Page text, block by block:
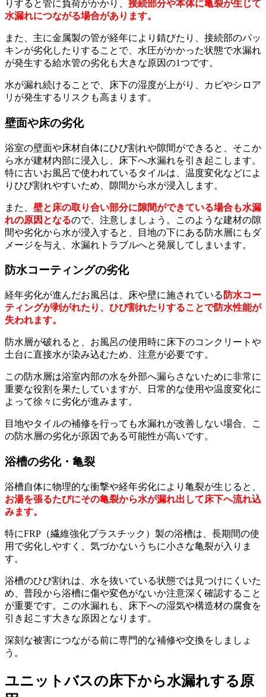
りすると管に負荷がかかり、 接続部分や本体に亀裂が生じて
水漏れにつながる場合があります。
また、主に金属製の管が経年により錆びたり、接続部のパッ
キンが劣化したりすることで、水圧がかかった状態で水漏れ
が発生する給水管の劣化も大きな原因の1つです。
水が漏れ続けることで、床下の湿度が上がり、カビやシロア
リが発生するリスクも高まります。
壁面や床の劣化
浴室の壁面や床材自体にひび割れや隙間ができると、そこか
ら水が建材内部に浸入し、床下へ水漏れを引き起こします。
特に古いお風呂で使われているタイルは、温度変化などによ
りひび割れやすいため、隙間から水が浸入します。
また、 壁と床の取り合い部分に隙間ができている場合も水漏
れの原因となるので、注意しましょう。このような建材の隙
間や劣化から水が浸入すると、目地の下にある防水層にもダ
メージを与え、水漏れトラブルへと発展してしまいます。
防水コーティングの劣化
経年劣化が進んだお風呂は、床や壁に施されている 防水コー
ティングが剥がれたり、ひび割れたりすることで防水性能が
失われます。
防水層が破れると、お風呂の使用時に床下のコンクリートや
土台に直接水が染み込むため、注意が必要です。
この防水層は浴室内部の水を外部へ漏らさないために非常に
重要な役割を果たしていますが、日常的な使用や温度変化に
よって徐々に劣化が進みます。
目地やタイルの補修を行っても水漏れが改善しない場合、こ
の防水層の劣化が原因である可能性が高いです。
浴槽の劣化・亀裂
浴槽自体に物理的な衝撃や経年劣化により亀裂が生じると、
お湯を張るたびにその亀裂から水が漏れ出して床下へ流れ込
みます。
特にFRP（繊維強化プラスチック）製の浴槽は、長期間の使
用で劣化しやすく、気づかないうちに小さな亀裂が入りま
す。
浴槽のひび割れは、水を抜いている状態では見つけにくいた
め、普段から浴槽に傷や変色がないか注意深く確認すること
が重要です。この水漏れも、床下への湿気や構造材の腐食を
引き起こす大きな原因となります。
深刻な被害につながる前に専門的な補修や交換をしましょ
う。
ユニットバスの床下から水漏れする原